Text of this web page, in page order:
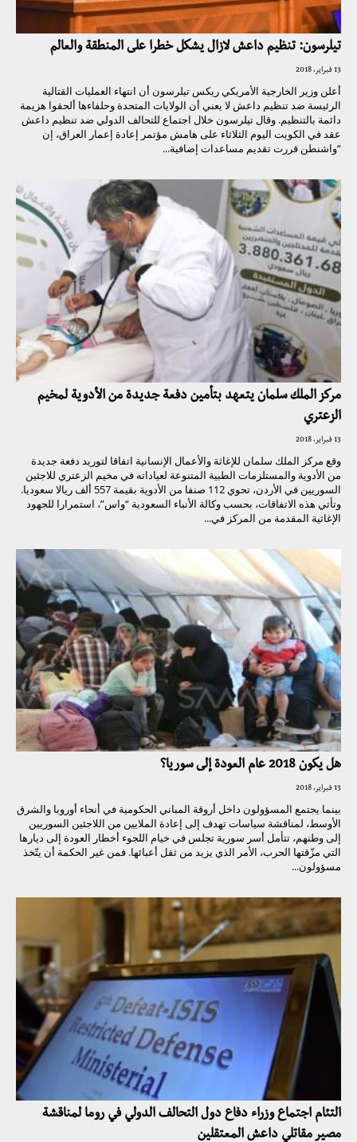
تيلرسون: تنظيم داعش لازال يشكل خطرا على المنطقة والعالم
13 فبراير، 2018
أعلن وزير الخارجية الأمريكي ريكس تيلرسون أن انتهاء العمليات القتالية
الرئيسة ضد تنظيم داعش لا يعني أن الولايات المتحدة وحلفاءها ألحقوا هزيمة
دائمة بالتنظيم. وقال تيلرسون خلال اجتماع للتحالف الدولي ضد تنظيم داعش
عقد في الكويت اليوم الثلاثاء على هامش مؤتمر إعادة إعمار العراق، إن
“واشنطن قررت تقديم مساعدات إضافية...
مركز الملك سلمان يتعهد بتأمين دفعة جديدة من الأدوية لمخيم
الزعتري
13 فبراير، 2018
وقع مركز الملك سلمان للإغاثة والأعمال الإنسانية اتفاقا لتوريد دفعة جديدة
من الأدوية والمستلزمات الطبية المتنوعة لعياداته في مخيم الزعتري للاجئين
السوريين في الأردن، تحوي 112 صنفا من الأدوية بقيمة 557 ألف ريالا سعوديا.
وتأتي هذه الاتفاقات، بحسب وكالة الأنباء السعودية “واس”، استمرارا للجهود
الإغاثية المقدمة من المركز في...
هل يكون 2018 عام العودة إلى سوريا؟
13 فبراير، 2018
بينما يجتمع المسؤولون داخل أروقة المباني الحكومية في أنحاء أوروبا والشرق
الأوسط، لمناقشة سياسات تهدف إلى إعادة الملايين من اللاجئين السوريين
إلى وطنهم، تتأمل أسر سورية تجلس في خيام اللجوء أخطار العودة إلى ديارها
التي مزّقتها الحرب، الأمر الذي يزيد من ثقل أعبائها. فمن غير الحكمة أن يتّخذ
مسؤولون...
التئام اجتماع وزراء دفاع دول التحالف الدولي في روما لمناقشة
مصير مقاتلي داعش المعتقلين